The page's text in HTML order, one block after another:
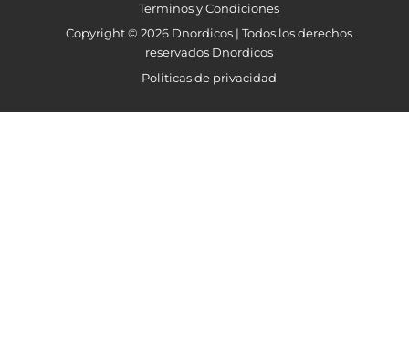
Terminos y Condiciones
Copyright © 2026 Dnordicos | Todos los derechos
reservados Dnordicos
Politicas de privacidad